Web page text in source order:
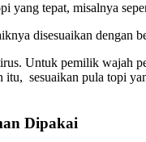
yang tepat, misalnya
disesuaikan
Untuk pemilik wajah
sesuaikan pula topi
Dipakai